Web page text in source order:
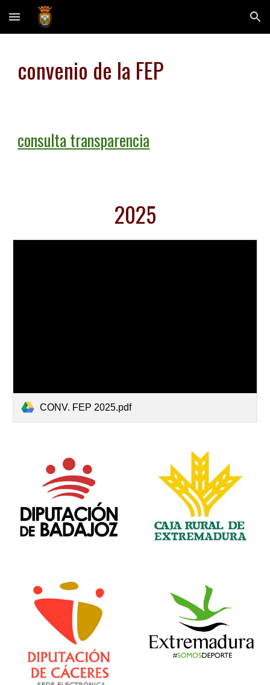
Skip to main content Skip to navigation
convenio de la FEP
consulta transparencia
2025
CONV. FEP 2025.pdf